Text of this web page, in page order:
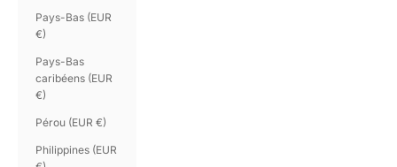
Pays-Bas (EUR
€)
Pays-Bas
caribéens (EUR
€)
Pérou (EUR €)
Philippines (EUR